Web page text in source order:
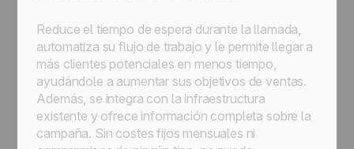
Reduce el tiempo de espera durante la llamada,
automatiza su flujo de trabajo y le permite llegar a
más clientes potenciales en menos tiempo,
ayudándole a aumentar sus objetivos de ventas.
Además, se integra con la infraestructura
existente y ofrece información completa sobre la
campaña. Sin costes fijos mensuales ni